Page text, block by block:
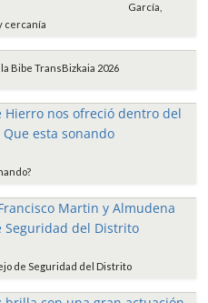
García,
cercanía
Bibe TransBizkaia 2026
de Seguridad del Distrito